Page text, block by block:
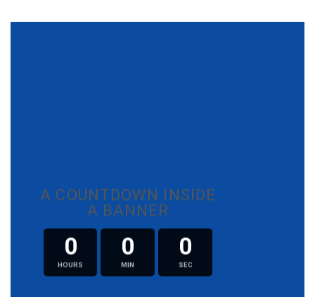
A COUNTDOWN INSIDE
A BANNER
0
HOURS
0
MIN
0
SEC